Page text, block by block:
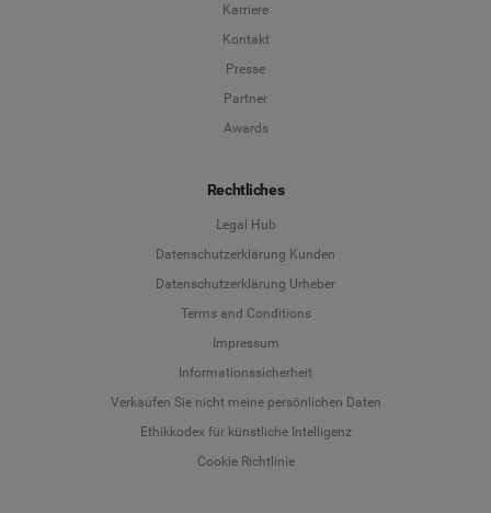
Karriere
Kontakt
Presse
Partner
Awards
Rechtliches
Legal Hub
Datenschutzerklärung Kunden
Datenschutzerklärung Urheber
Terms and Conditions
Impressum
Informationssicherheit
Verkaufen Sie nicht meine persönlichen Daten
Ethikkodex für künstliche Intelligenz
Cookie Richtlinie
Deutsch
English